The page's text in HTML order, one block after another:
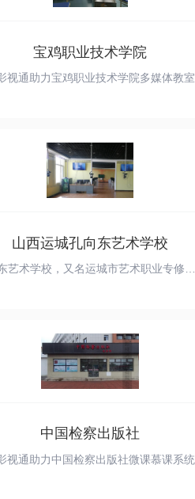
宝鸡职业技术学院
视通助力宝鸡职业技术学院多媒体教室
山西运城孔向东艺术学校
孔向东艺术学校，又名运城市艺术职业专修学校，它是青年蒲剧演员，盐湖蒲剧团团长，中国戏剧梅花奖获得者孔向东同志创办的一所正规化，全日制的艺术职业学校。 为了弘扬民族传统文华，发展盐湖文化艺术事业，培养艺术人才。该校同山西戏剧职业学院强强联手，依托省艺术学院教育人才资源，借鉴其科学先进的艺术教育方式和教学模式，打造艺术名校。通过孔向东为首的一班人的共同努力，精心准备于2007年9月，孔向东艺术学校在各级领导和社会同仁的关心和支持下挂牌成立，正式开学，迎来了第一批朝气蓬勃健康的艺术学子。 学校配置了一批实力雄厚、经验丰富的师资力量，同时也运用了影视设备，由天影视通全程设计、安装、调试，保证设备的稳定运转。
中国检察出版社
视通助力中国检察出版社微课慕课系统